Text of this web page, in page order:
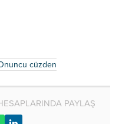
cüzden
PAYLAŞ